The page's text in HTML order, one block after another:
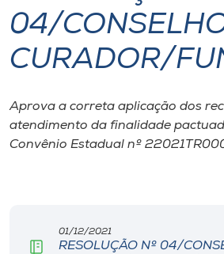
I.nova
Cultura
04/
CURADOR/
Aprova a correta aplicação dos
atendimento da finalidade
Convênio Estadual nº
01/12/2021
RESOLUÇÃO Nº 04/